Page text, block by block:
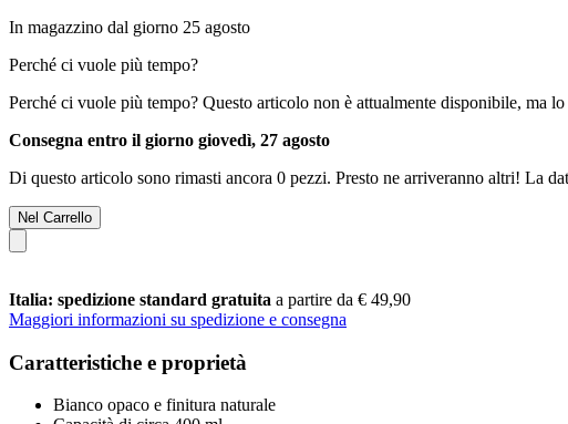
In magazzino dal giorno 25 agosto
Perché ci vuole più tempo?
Perché ci vuole più tempo? Questo articolo non è attualmente disponibile, ma
Consegna entro il giorno giovedì, 27 agosto
Di questo articolo sono rimasti ancora 0 pezzi. Presto ne arriveranno altri! La
Nel Carrello
Italia: spedizione standard gratuita a partire da € 49,90
Maggiori informazioni su spedizione e consegna
Caratteristiche e proprietà
Bianco opaco e finitura naturale